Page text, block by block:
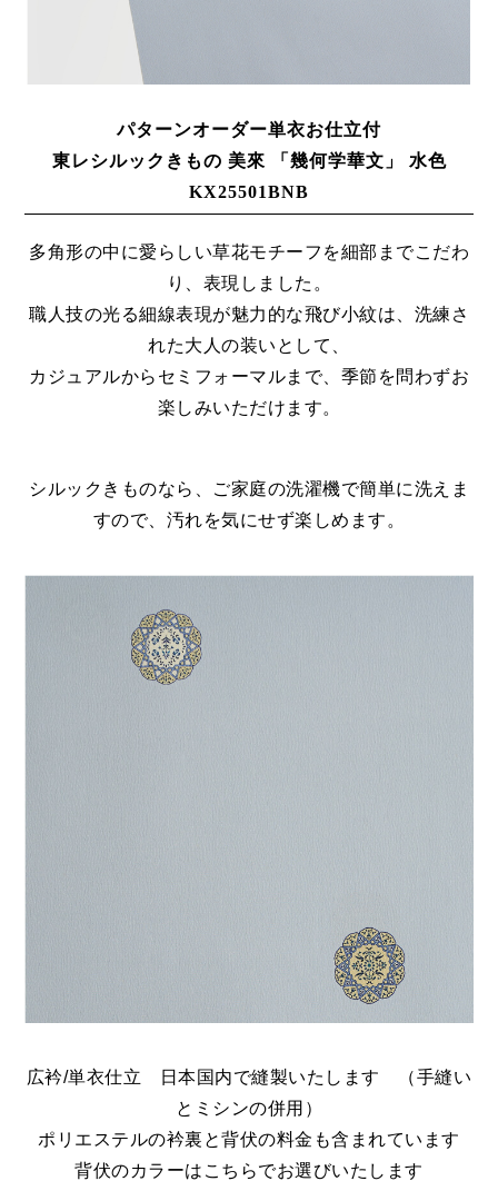
パターンオーダー単衣お仕立付
東レシルックきもの 美來 「幾何学華文」 水色
KX25501BNB
多角形の中に愛らしい草花モチーフを細部までこだわ
り、表現しました。
職人技の光る細線表現が魅力的な飛び小紋は、洗練さ
れた大人の装いとして、
カジュアルからセミフォーマルまで、季節を問わずお
楽しみいただけます。
シルックきものなら、ご家庭の洗濯機で簡単に洗えま
すので、汚れを気にせず楽しめます。
広衿/単衣仕立 日本国内で縫製いたします （手縫い
とミシンの併用）
ポリエステルの衿裏と背伏の料金も含まれています
背伏のカラーはこちらでお選びいたします